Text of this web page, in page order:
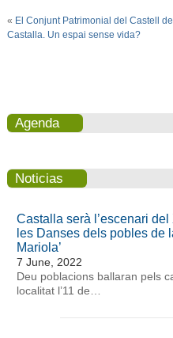
« El Conjunt Patrimonial del Castell de
Castalla. Un espai sense vida?
Agenda
Noticias
Castalla serà l’escenari del
les Danses dels pobles de
Mariola’
7 June, 2022
Deu poblacions ballaran pels
localitat l’11 de…